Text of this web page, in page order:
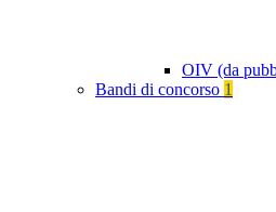
OIV (da
Bandi di concorso 1